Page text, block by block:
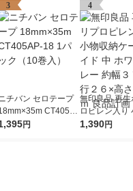
3
チバン セロテープ
CT405A
18 1パック（10巻
円
4
無印良品 再生
ロピレン入り
納ケース ワイ
1,390円